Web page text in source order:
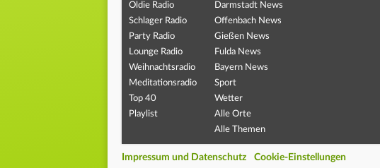
Oldie Radio
Schlager Radio
Party Radio
Lounge Radio
Weihnachtsradio
Meditationsradio
Top 40
Playlist
Darmstadt News
Offenbach News
Gießen News
Fulda News
Bayern News
Sport
Wetter
Alle Orte
Alle Themen
Impressum und Datenschutz Cookie-Einstellungen